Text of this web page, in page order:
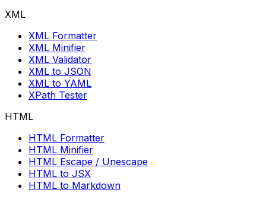
XML
XML Formatter
XML Minifier
XML Validator
XML to JSON
XML to YAML
XPath Tester
HTML
HTML Formatter
HTML Minifier
HTML Escape / Unescape
HTML to JSX
HTML to Markdown